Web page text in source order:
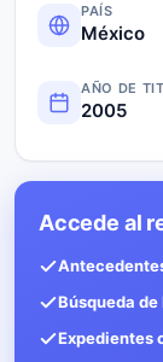
PAÍS
México
AÑO DE
2005
Accede al
Búsqueda de
Expedientes